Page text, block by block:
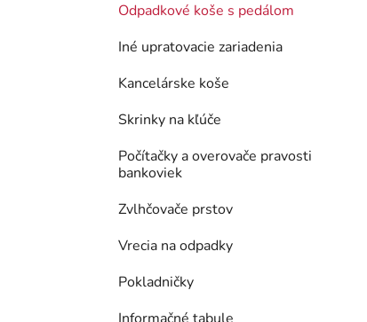
Odpadkové koše s pedálom
Iné upratovacie zariadenia
Kancelárske koše
Skrinky na kľúče
Počítačky a overovače pravosti
bankoviek
Zvlhčovače prstov
Vrecia na odpadky
Pokladničky